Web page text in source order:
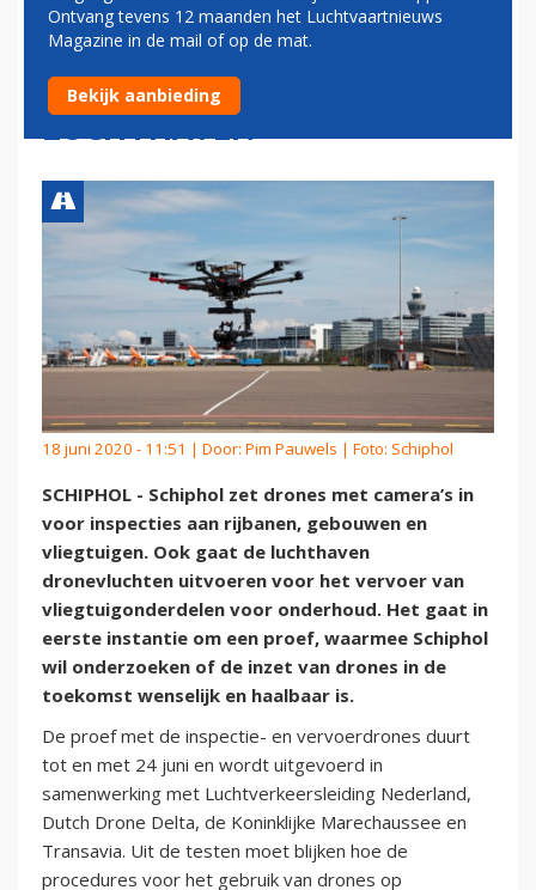
SCHIPHOL GAAT
DRONEVLUCHTEN
UITVOEREN OP DE
LUCHTHAVEN
18 juni 2020 - 11:51 | Door: Pim Pauwels | Foto: Schiphol
SCHIPHOL - Schiphol zet drones met camera’s in
voor inspecties aan rijbanen, gebouwen en
vliegtuigen. Ook gaat de luchthaven
dronevluchten uitvoeren voor het vervoer van
vliegtuigonderdelen voor onderhoud. Het gaat in
eerste instantie om een proef, waarmee Schiphol
wil onderzoeken of de inzet van drones in de
toekomst wenselijk en haalbaar is.
De proef met de inspectie- en vervoerdrones duurt
tot en met 24 juni en wordt uitgevoerd in
samenwerking met Luchtverkeersleiding Nederland,
Dutch Drone Delta, de Koninklijke Marechaussee en
Transavia. Uit de testen moet blijken hoe de
procedures voor het gebruik van drones op
Ontvang tevens 12 maanden het Luchtvaartnieuws
Magazine in de mail of op de mat.
Bekijk aanbieding